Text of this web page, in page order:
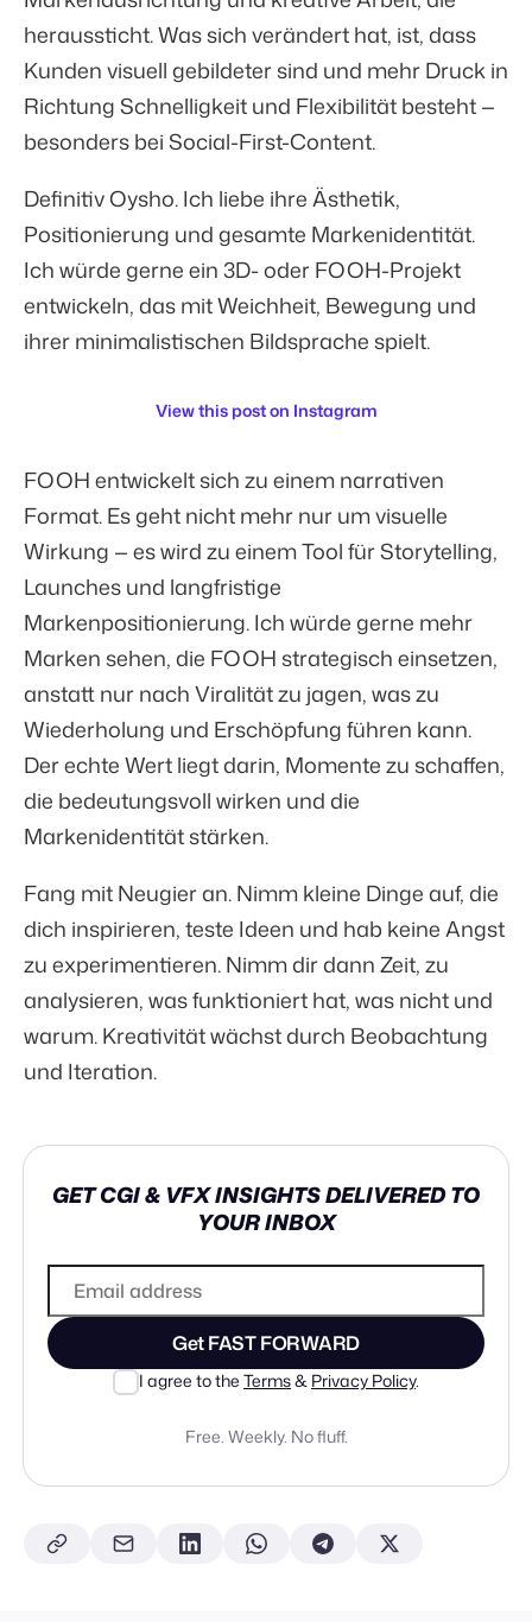
heraussticht. Was sich verändert hat, ist, dass
Kunden visuell gebildeter sind und mehr Druck in
Richtung Schnelligkeit und Flexibilität besteht —
besonders bei Social-First-Content.
Definitiv Oysho. Ich liebe ihre Ästhetik,
Positionierung und gesamte Markenidentität.
Ich würde gerne ein 3D- oder FOOH-Projekt
entwickeln, das mit Weichheit, Bewegung und
ihrer minimalistischen Bildsprache spielt.
View this post on Instagram
FOOH entwickelt sich zu einem narrativen
Format. Es geht nicht mehr nur um visuelle
Wirkung — es wird zu einem Tool für Storytelling,
Launches und langfristige
Markenpositionierung. Ich würde gerne mehr
Marken sehen, die FOOH strategisch einsetzen,
anstatt nur nach Viralität zu jagen, was zu
Wiederholung und Erschöpfung führen kann.
Der echte Wert liegt darin, Momente zu schaffen,
die bedeutungsvoll wirken und die
Markenidentität stärken.
Fang mit Neugier an. Nimm kleine Dinge auf, die
dich inspirieren, teste Ideen und hab keine Angst
zu experimentieren. Nimm dir dann Zeit, zu
analysieren, was funktioniert hat, was nicht und
warum. Kreativität wächst durch Beobachtung
und Iteration.
GET CGI & VFX INSIGHTS DELIVERED TO
YOUR INBOX
Get FAST FORWARD
I agree to the Terms& Privacy Policy.
Free. Weekly. No fluff.